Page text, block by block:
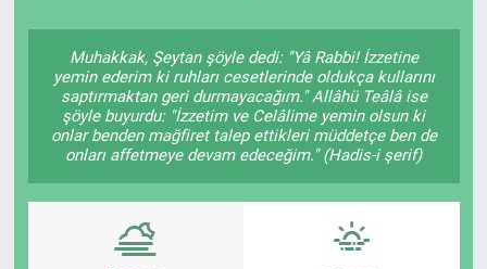
Muhakkak, Şeytan şöyle dedi: "Yâ Rabbi! İzzetine
yemin ederim ki ruhları cesetlerinde oldukça kullarını
saptırmaktan geri durmayacağım." Allâhü Teâlâ ise
şöyle buyurdu: "İzzetim ve Celâlime yemin olsun ki
onlar benden mağfiret talep ettikleri müddetçe ben de
onları affetmeye devam edeceğim." (Hadis-i şerif)